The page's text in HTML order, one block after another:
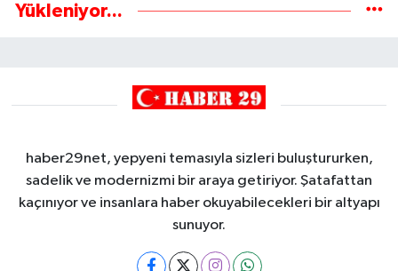
Yükleniyor...
haber29net, yepyeni temasıyla sizleri buluştururken,
sadelik ve modernizmi bir araya getiriyor. Şatafattan
kaçınıyor ve insanlara haber okuyabilecekleri bir altyapı
sunuyor.